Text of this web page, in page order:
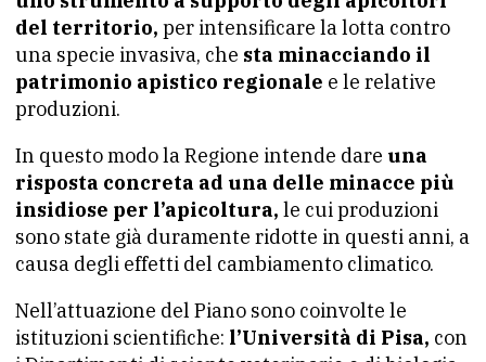
del territorio, per intensificare la lotta contro
una specie invasiva, che sta minacciando il
patrimonio apistico regionale e le relative
produzioni.
In questo modo la Regione intende dare una
risposta concreta ad una delle minacce più
insidiose per l’apicoltura, le cui produzioni
sono state già duramente ridotte in questi anni, a
causa degli effetti del cambiamento climatico.
Nell’attuazione del Piano sono coinvolte le
istituzioni scientifiche: l’Università di Pisa, con